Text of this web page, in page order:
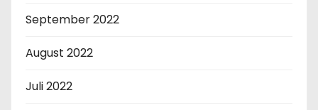
September 2022
August 2022
Juli 2022